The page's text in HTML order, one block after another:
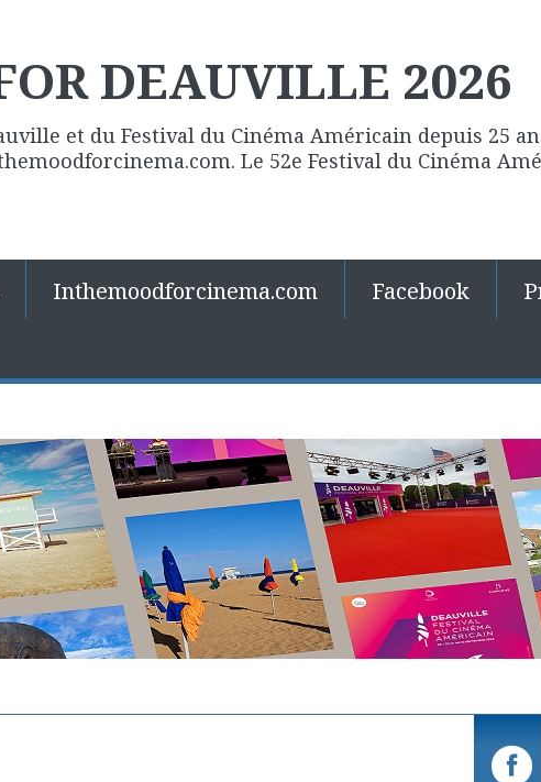
DEAUVILLE 2026
et du Festival du Cinéma Américain depuis 25
Le 52e Festival du Cinéma
Inthemoodforcinema.com Facebook